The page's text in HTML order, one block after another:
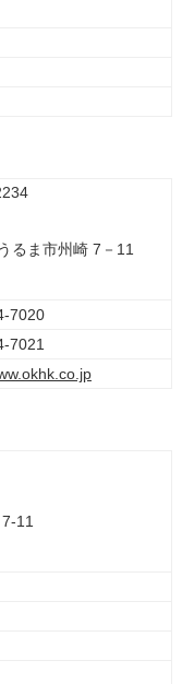
るま市州崎 7－11
7020
7021
11